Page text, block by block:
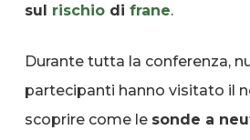
sul rischiodi frane.
Durante tutta la conferenza,
partecipanti hanno visitato il
scoprire come le sonde a